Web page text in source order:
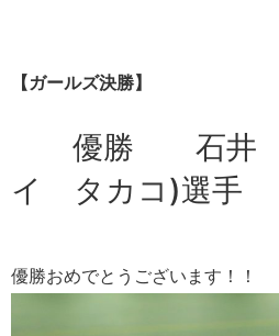
【ガールズ決勝】
優勝 石井
イ タカコ)選手
優勝おめでとうございます！！